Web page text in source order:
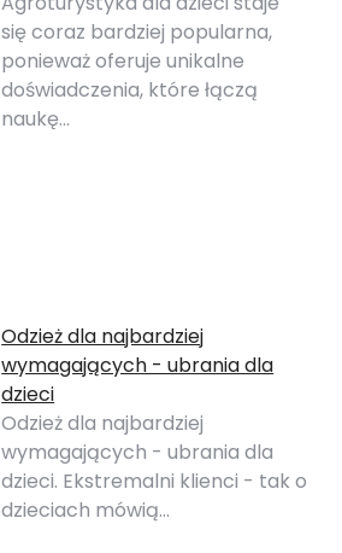
się coraz bardziej popularna,
ponieważ oferuje unikalne
doświadczenia, które łączą
naukę…
Odzież dla najbardziej
wymagających - ubrania dla
dzieci
Odzież dla najbardziej
wymagających - ubrania dla
dzieci. Ekstremalni klienci - tak o
dzieciach mówią…